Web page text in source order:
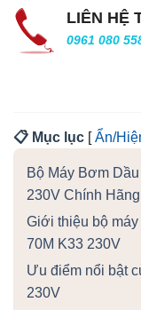
LIÊN HỆ
0961 080
📋 Mục lục [Ẩn/
Bộ Máy Bơm
230V Chính
Giới thiệu bộ
70M K33 230V
Ưu điểm nổi bật
230V